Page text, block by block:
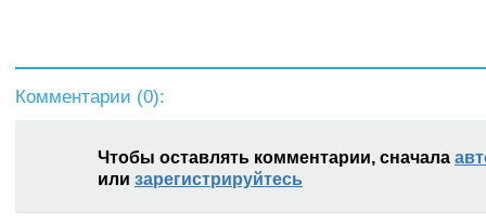
Комментарии (0):
Чтобы оставлять комментарии, сначала
или зарегистрируйтесь